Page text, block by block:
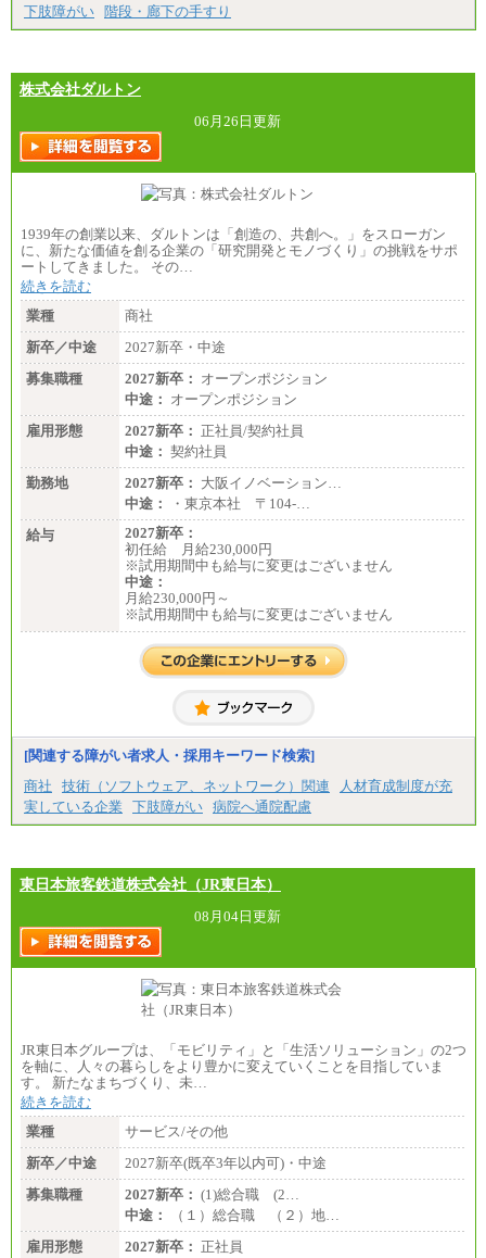
下肢障がい 階段・廊下の手すり
株式会社ダルトン
06月26日更新
1939年の創業以来、ダルトンは「創造の、共創へ。」をスローガン
に、新たな価値を創る企業の「研究開発とモノづくり」の挑戦をサポ
ートしてきました。 その…
続きを読む
業種
商社
新卒／中途
2027新卒・中途
募集職種
2027新卒： オープンポジション
中途： オープンポジション
雇用形態
2027新卒： 正社員/契約社員
中途： 契約社員
勤務地
2027新卒： 大阪イノベーション…
中途：
・東京本社 〒104‐…
給与
2027新卒：
初任給 月給230,000円
※試用期間中も給与に変更はございません
中途：
月給230,000円～
※試用期間中も給与に変更はございません
[関連する障がい者求人・採用キーワード検索]
商社
技術（ソフトウェア、ネットワーク）関連
人材育成制度が充
実している企業
下肢障がい 病院へ通院配慮
東日本旅客鉄道株式会社（JR東日本）
08月04日更新
JR東日本グループは、「モビリティ」と「生活ソリューション」の2つ
を軸に、人々の暮らしをより豊かに変えていくことを目指していま
す。 新たなまちづくり、未…
続きを読む
業種
サービス/その他
新卒／中途
2027新卒(既卒3年以内可)・中途
募集職種
2027新卒： (1)総合職 (2…
中途：
（１）総合職 （２）地…
雇用形態
2027新卒： 正社員